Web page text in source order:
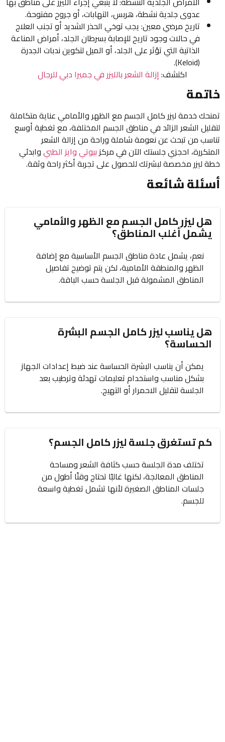
عدوى جلدية نشطة، هربس، التهابات، أو جروح مفتوحة.
تاريخ مرضي معين: يجب توخي الحذر الشديد أو تجنب العلاج
في حالات وجود تاريخ للإصابة بسرطان الجلد، أمراض المناعة
الذاتية التي تؤثر على الجلد، أو الميل لتكوين ندبات الجدرة
(Keloid).
اكتشف:إزالة الشعر بالليزر في جميرا دبي للرجال
خاتمة
تمنحك خدمة ليزر كامل الجسم مع الظهر والأمامي عناية متكاملة
لتقليل الشعر الزائد في مناطق الجسم المختلفة، مع تغطية أوسع
تناسب من تبحث عن نعومة شاملة وراحة من إزالة الشعر
المتكررة، احجزي جلستك الآن في مركزبيوتي وايز الطبيوابدئي
خطة ليزر مخصصة لبشرتك للحصول على تجربة أكثر راحة وثقة.
أسئلة شائعة
هل ليزر كامل الجسم مع الظهر والأمامي
يشمل أغلب المناطق؟
نعم، يشمل عادة مناطق الجسم الأساسية مع إضافة
الظهر والمنطقة الأمامية، لكن يتم توضيح تفاصيل
المناطق المشمولة قبل الجلسة حسب الباقة.
هل يناسب ليزر كامل الجسم البشرة
الحساسة؟
يمكن أن يناسب البشرة الحساسة عند ضبط إعدادات الجهاز
بشكل مناسب واستخدام تعليمات تهدئة وترطيب بعد
الجلسة لتقليل الاحمرار أو التهيج.
كم تستغرق جلسة ليزر كامل الجسم؟
تختلف مدة الجلسة حسب كثافة الشعر ومساحة
المناطق المعالجة، لكنها غالبًا تحتاج وقتًا أطول من
جلسات المناطق الصغيرة لأنها تشمل تغطية واسعة
للجسم.